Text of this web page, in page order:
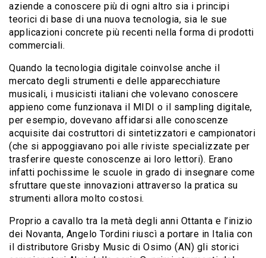
aziende a conoscere più di ogni altro sia i principi
teorici di base di una nuova tecnologia, sia le sue
applicazioni concrete più recenti nella forma di prodotti
commerciali.
Quando la tecnologia digitale coinvolse anche il
mercato degli strumenti e delle apparecchiature
musicali, i musicisti italiani che volevano conoscere
appieno come funzionava il MIDI o il sampling digitale,
per esempio, dovevano affidarsi alle conoscenze
acquisite dai costruttori di sintetizzatori e campionatori
(che si appoggiavano poi alle riviste specializzate per
trasferire queste conoscenze ai loro lettori). Erano
infatti pochissime le scuole in grado di insegnare come
sfruttare queste innovazioni attraverso la pratica su
strumenti allora molto costosi.
Proprio a cavallo tra la metà degli anni Ottanta e l’inizio
dei Novanta, Angelo Tordini riuscì a portare in Italia con
il distributore Grisby Music di Osimo (AN) gli storici